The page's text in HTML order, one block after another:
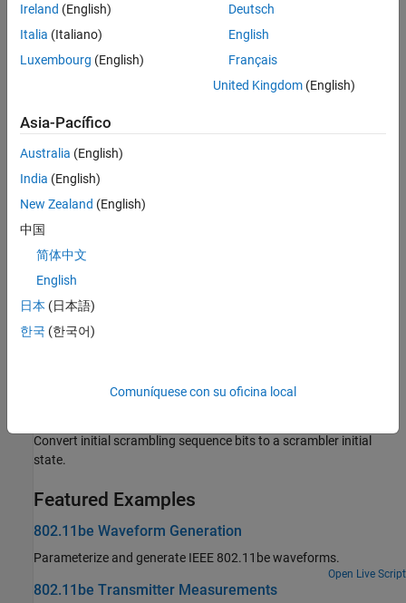
Modeling
Describes the IEEE®
802.11™ standards supported by WLAN
Toolbox™ for physical layer modeling.
Overview of Wi-Fi 7 (IEEE 802.11be)
Learn the concepts of IEEE 802.11be or Wi-Fi®7 standard.
Packet Size and Duration Dependencies
EHT PPDU Structure
Describes the EHT PPDUs you can model using WLAN Toolbox.
EHT MU Transmission
Describes EHT MU transmission configuration options.
Convert initial scrambling sequence bits to a scrambler initial
state.
Featured Examples
802.11be Waveform Generation
Parameterize and generate IEEE 802.11be waveforms.
Open Live Script
802.11be Transmitter Measurements
Ireland (English)
Italia (Italiano)
Luxembourg (English)
Deutsch
English
Français
United Kingdom(English)
Asia-Pacífico
Australia (English)
India (English)
New Zealand (English)
中国
简体中文
English
日本 (日本語)
한국 (한국어)
Comuníquese con su oficina local